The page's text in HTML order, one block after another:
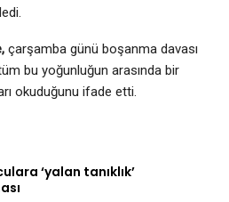
çarşamba günü boşanma davası
bu yoğunluğun arasında bir
okuduğunu ifade etti.
‘yalan tanıklık’